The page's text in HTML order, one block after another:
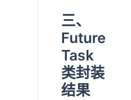
三、
Future
Task
类封装
结果